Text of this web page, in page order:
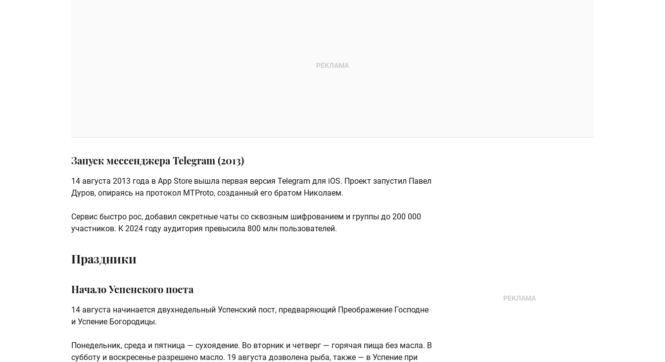
Запуск мессенджера Telegram (2013)
14 августа 2013 года в App Store вышла первая версия Telegram для iOS. Проект запустил Павел
Дуров, опираясь на протокол MTProto, созданный его братом Николаем.
Сервис быстро рос, добавил секретные чаты со сквозным шифрованием и группы до 200 000
участников. К 2024 году аудитория превысила 800 млн пользователей.
Праздники
Начало Успенского поста
14 августа начинается двухнедельный Успенский пост, предваряющий Преображение Господне
и Успение Богородицы.
Понедельник, среда и пятница — сухоядение. Во вторник и четверг — горячая пища без масла. В
субботу и воскресенье разрешено масло. 19 августа дозволена рыба, также — в Успение при